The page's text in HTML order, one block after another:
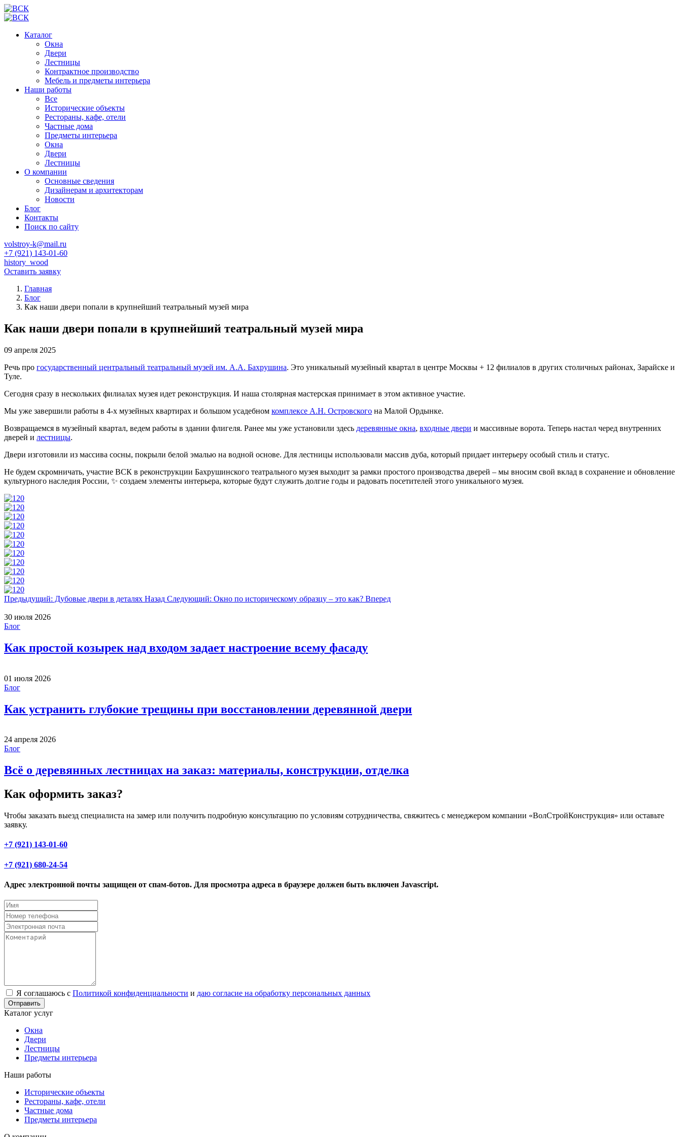
Каталог
Окна
Двери
Лестницы
Контрактное производство
Мебель и предметы интерьера
Наши работы
Все
Исторические объекты
Рестораны, кафе, отели
Частные дома
Предметы интерьера
Окна
Двери
Лестницы
О компании
Основные сведения
Дизайнерам и архитекторам
Новости
Блог
Контакты
Поиск по сайту
volstroy-k@mail.ru
+7 (921) 143-01-60
history_wood
Оставить заявку
Главная
Блог
Как наши двери попали в крупнейший театральный музей мира
Как наши двери попали в крупнейший театральный музей мира
09 апреля 2025
Речь про государственный центральный театральный музей им. А.А. Бахрушина. Это уникальный музейный квартал в центре Москвы + 12 филиалов в других столичных районах, Зарайске и
Туле.
Сегодня сразу в нескольких филиалах музея идет реконструкция. И наша столярная мастерская принимает в этом активное участие.
Мы уже завершили работы в 4-х музейных квартирах и большом усадебном комплексе А.Н. Островского на Малой Ордынке.
Возвращаемся в музейный квартал, ведем работы в здании флигеля. Ранее мы уже установили здесь деревянные окна, входные двери и массивные ворота. Теперь настал черед внутренних
дверей и лестницы.
Двери изготовили из массива сосны, покрыли белой эмалью на водной основе. Для лестницы использовали массив дуба, который придает интерьеру особый стиль и статус.
Не будем скромничать, участие ВСК в реконструкции Бахрушинского театрального музея выходит за рамки простого производства дверей – мы вносим свой вклад в сохранение и обновление
культурного наследия России, ✨ создаем элементы интерьера, которые будут служить долгие годы и радовать посетителей этого уникального музея.
Предыдущий: Дубовые двери в деталях Назад Следующий: Окно по историческому образцу – это как? Вперед
30 июля 2026
Блог
Как простой козырек над входом задает настроение всему фасаду
01 июля 2026
Блог
Как устранить глубокие трещины при восстановлении деревянной двери
24 апреля 2026
Блог
Всё о деревянных лестницах на заказ: материалы, конструкции, отделка
Как оформить заказ?
Чтобы заказать выезд специалиста на замер или получить подробную консультацию по условиям сотрудничества, свяжитесь с менеджером компании «ВолСтройКонструкция» или оставьте
заявку.
+7 (921) 143-01-60
+7 (921) 680-24-54
Адрес электронной почты защищен от спам-ботов. Для просмотра адреса в браузере должен быть включен Javascript.
Я соглашаюсь с Политикой конфиденциальности и даю согласие на обработку персональных данных
Отправить
Каталог услуг
Окна
Двери
Лестницы
Предметы интерьера
Наши работы
Исторические объекты
Рестораны, кафе, отели
Частные дома
Предметы интерьера